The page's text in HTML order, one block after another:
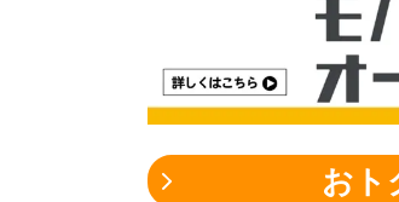
おト